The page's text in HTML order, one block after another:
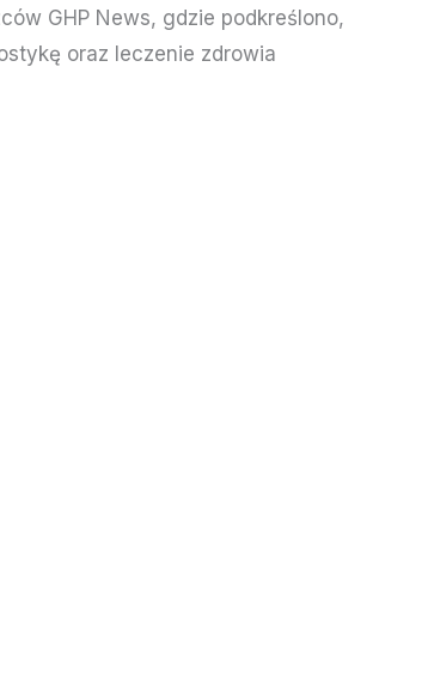
GHP News, gdzie podkreślono,
oraz leczenie zdrowia